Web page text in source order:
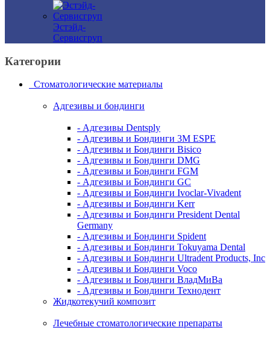
Эстэйд-
Сервисгруп
Категории
Стоматологические материалы
Адгезивы и бондинги
- Адгезивы Dentsply
- Адгезивы и Бондинги 3M ESPE
- Адгезивы и Бондинги Bisico
- Адгезивы и Бондинги DMG
- Адгезивы и Бондинги FGM
- Адгезивы и Бондинги GC
- Адгезивы и Бондинги Ivoclar-Vivadent
- Адгезивы и Бондинги Kerr
- Адгезивы и Бондинги President Dental
Germany
- Адгезивы и Бондинги Spident
- Адгезивы и Бондинги Tokuyama Dental
- Адгезивы и Бондинги Ultradent Products, Inc
- Адгезивы и Бондинги Voco
- Адгезивы и Бондинги ВладМиВа
- Адгезивы и Бондинги Технодент
Жидкотекучий композит
Лечебные стоматологические препараты